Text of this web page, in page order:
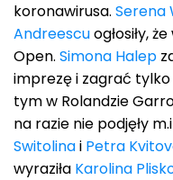
koronawirusa. Serena
Andreescuogłosiły,
Open. Simona Halep
imprezę i zagrać
tym w Rolandzie
na razie nie podjęły
Switolinai Petra
wyraziła Karolina